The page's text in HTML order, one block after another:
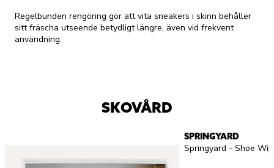
Regelbunden rengöring gör att vita sneakers i skinn behåller
sitt fräscha utseende betydligt längre, även vid frekvent
användning.
SKOVÅRD
SPRINGYARD
Springyard - Shoe